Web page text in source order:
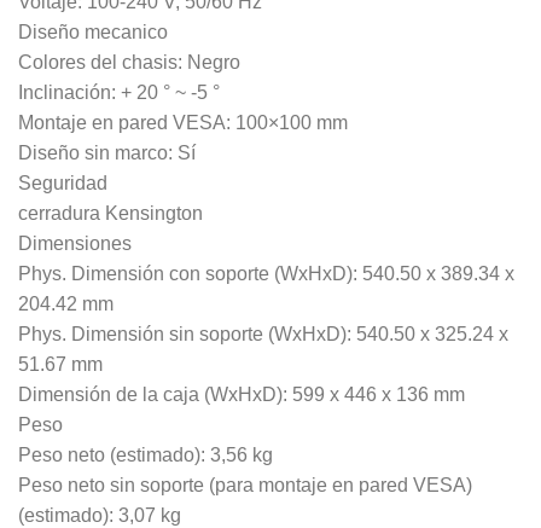
Diseño mecanico
Colores del chasis: Negro
Inclinación: + 20 ° ~ -5 °
Montaje en pared VESA: 100×100 mm
Diseño sin marco: Sí
Seguridad
cerradura Kensington
Dimensiones
Phys. Dimensión con soporte (WxHxD): 540.50 x 389.34 x
204.42 mm
Phys. Dimensión sin soporte (WxHxD): 540.50 x 325.24 x
51.67 mm
Dimensión de la caja (WxHxD): 599 x 446 x 136 mm
Peso
Peso neto (estimado): 3,56 kg
Peso neto sin soporte (para montaje en pared VESA)
(estimado): 3,07 kg